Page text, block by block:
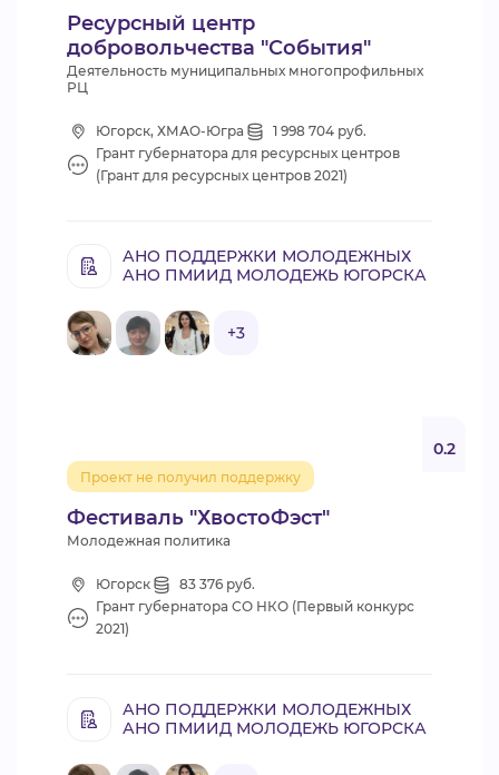
Ресурсный центр
добровольчества "События"
Деятельность муниципальных многопрофильных
РЦ
Югорск, ХМАО-Югра
1 998 704 руб.
Грант губернатора для ресурсных центров
(Грант для ресурсных центров 2021)
АНО ПОДДЕРЖКИ МОЛОДЕЖНЫХ
АНО ПМИИД МОЛОДЕЖЬ ЮГОРСКА
+3
Фестиваль "ХвостоФэст"
Проект не получил поддержку
0.2
Молодежная политика
Югорск
83 376 руб.
Грант губернатора СО НКО (Первый конкурс
2021)
АНО ПОДДЕРЖКИ МОЛОДЕЖНЫХ
АНО ПМИИД МОЛОДЕЖЬ ЮГОРСКА